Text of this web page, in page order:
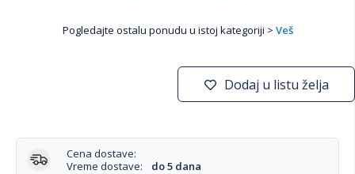
Pogledajte ostalu ponudu u istoj kategoriji > Veš
Dodaj u listu želja
Cena dostave:
Vreme dostave:
do 5 dana